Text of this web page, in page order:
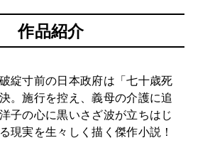
作品紹介
綻寸前の日本政府は「七十歳死
。施行を控え、義母の介護に追
子の心に黒いさざ波が立ちはじ
実を生々しく描く傑作小説！